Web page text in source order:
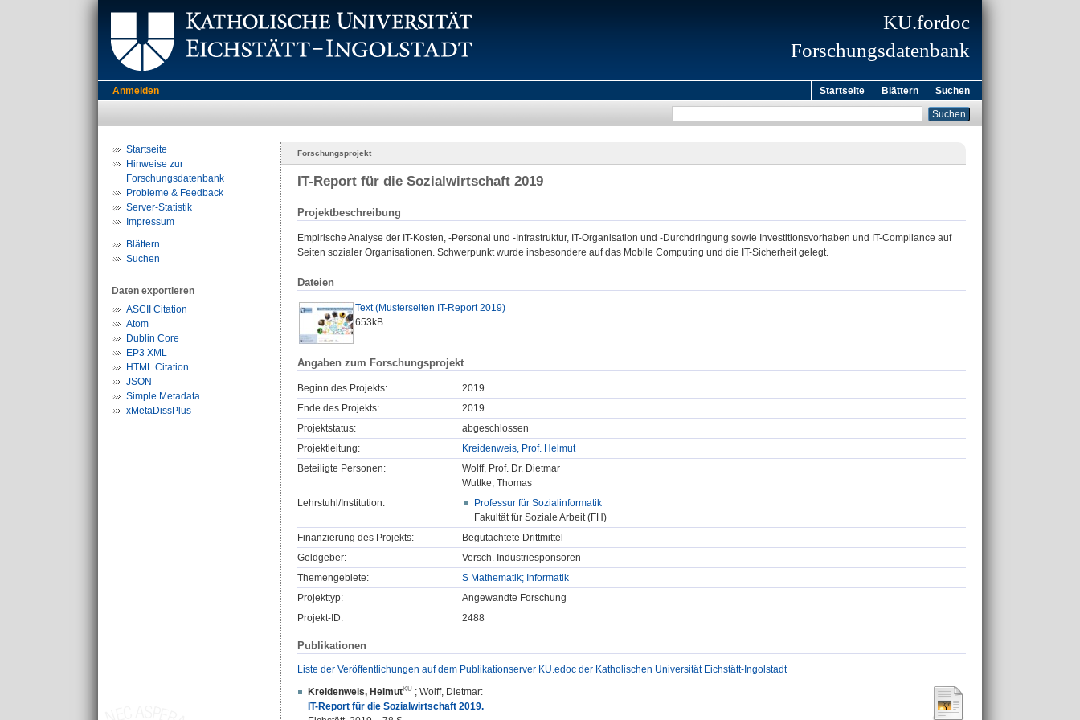
KU.fordoc
Forschungsdatenbank
Anmelden Startseite Blättern Suchen
Startseite
Hinweise zur
Forschungsdatenbank
Probleme & Feedback
Server-Statistik
Impressum
Blättern
Suchen
Daten exportieren
ASCII Citation
Atom
Dublin Core
EP3 XML
HTML Citation
JSON
Simple Metadata
xMetaDissPlus
Forschungsprojekt
IT-Report für die Sozialwirtschaft 2019
Projektbeschreibung
Empirische Analyse der IT-Kosten, -Personal und -Infrastruktur, IT-Organisation und -Durchdringung sowie Investitionsvorhaben und IT-Compliance auf
Seiten sozialer Organisationen. Schwerpunkt wurde insbesondere auf das Mobile Computing und die IT-Sicherheit gelegt.
Dateien
Text (Musterseiten IT-Report 2019)
653kB
Angaben zum Forschungsprojekt
Beginn des Projekts:
2019
Ende des Projekts:
2019
Projektstatus:
abgeschlossen
Projektleitung:
Kreidenweis, Prof. Helmut
Beteiligte Personen:
Wolff, Prof. Dr. Dietmar
Wuttke, Thomas
Lehrstuhl/Institution:
Professur für Sozialinformatik
Fakultät für Soziale Arbeit (FH)
Finanzierung des Projekts:
Begutachtete Drittmittel
Geldgeber:
Versch. Industriesponsoren
Themengebiete:
S Mathematik; Informatik
Projekttyp:
Angewandte Forschung
Projekt-ID:
2488
Publikationen
Liste der Veröffentlichungen auf dem Publikationserver KU.edoc der Katholischen Universität Eichstätt-Ingolstadt
Kreidenweis, Helmut
; Wolff, Dietmar:
IT-Report für die Sozialwirtschaft 2019.